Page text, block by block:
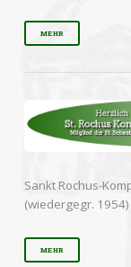
MEHR
Sankt Rochus-
(wiedergegr. 1954)
MEHR